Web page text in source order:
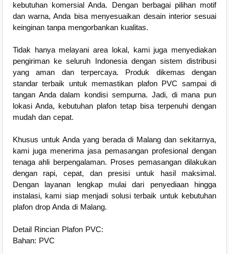
kebutuhan komersial Anda. Dengan berbagai pilihan motif
dan warna, Anda bisa menyesuaikan desain interior sesuai
keinginan tanpa mengorbankan kualitas.
Tidak hanya melayani area lokal, kami juga menyediakan
pengiriman ke seluruh Indonesia dengan sistem distribusi
yang aman dan terpercaya. Produk dikemas dengan
standar terbaik untuk memastikan plafon PVC sampai di
tangan Anda dalam kondisi sempurna. Jadi, di mana pun
lokasi Anda, kebutuhan plafon tetap bisa terpenuhi dengan
mudah dan cepat.
Khusus untuk Anda yang berada di Malang dan sekitarnya,
kami juga menerima jasa pemasangan profesional dengan
tenaga ahli berpengalaman. Proses pemasangan dilakukan
dengan rapi, cepat, dan presisi untuk hasil maksimal.
Dengan layanan lengkap mulai dari penyediaan hingga
instalasi, kami siap menjadi solusi terbaik untuk kebutuhan
plafon drop Anda di Malang.
Detail Rincian Plafon PVC:
Bahan: PVC